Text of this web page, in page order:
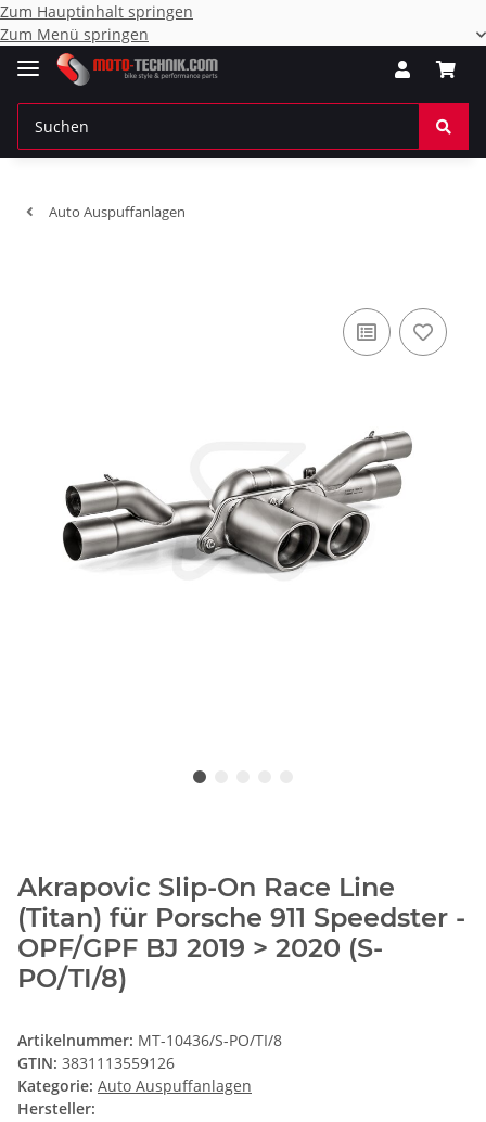
Zum Hauptinhalt springen
Zum Menü springen
Auto Auspuffanlagen
Akrapovic Slip-On Race Line
(Titan) für Porsche 911 Speedster -
OPF/GPF BJ 2019 > 2020 (S-
PO/TI/8)
Artikelnummer: MT-10436/S-PO/TI/8
GTIN: 3831113559126
Kategorie: Auto Auspuffanlagen
Hersteller: